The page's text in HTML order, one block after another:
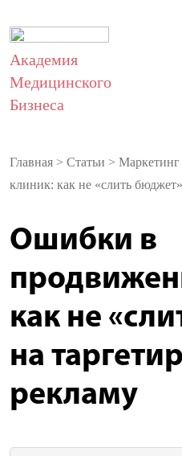
Академия
Медицинского
Бизнеса
Главная > Статьи > Маркетинг
клиник: как не «слить
Ошибки в
как не
на
рекламу